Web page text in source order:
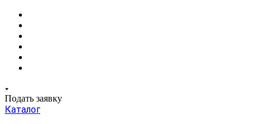
Подать заявку
Каталог